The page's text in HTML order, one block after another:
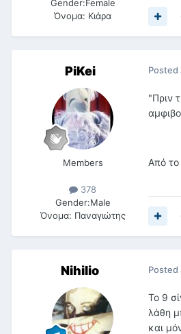
Gender:Female
Όνομα: Κιάρα
PiKei
Members
378
Gender:Male
Όνομα: Παναγιώτης
Posted
"Πριν
Από το
Nihilio Posted
To 9
λάθη
και